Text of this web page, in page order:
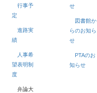
行事予
定
進路実
績
人事希
望表明制
度
弁論大
せ
図書館か
らのお知ら
せ
PTAのお
知らせ